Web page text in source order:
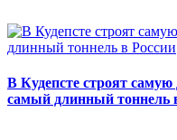
В Кудепсте строят
самый длинный тоннель